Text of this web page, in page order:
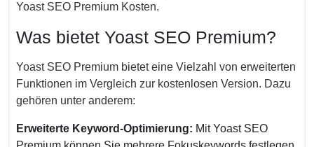
Yoast SEO Premium Kosten.
Was bietet Yoast SEO Premium?
Yoast SEO Premium bietet eine Vielzahl von erweiterten
Funktionen im Vergleich zur kostenlosen Version. Dazu
gehören unter anderem:
Erweiterte Keyword-Optimierung: Mit Yoast SEO